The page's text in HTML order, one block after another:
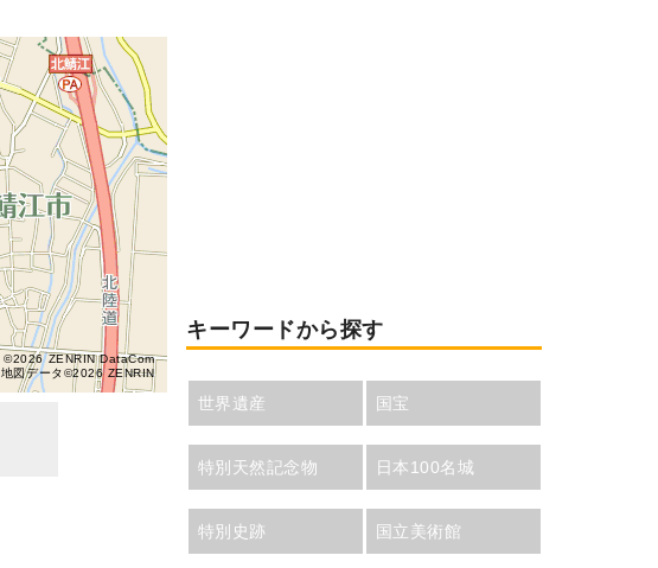
©2026 ZENRIN DataCom
地図データ©2026 ZENRIN
キーワードから探す
世界遺産 国宝
特別天然記念物 日本100名城
特別史跡 国立美術館